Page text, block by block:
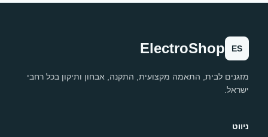
ES
ElectroShop
מזגנים לבית, התאמה מקצועית, התקנה, אבחון ותיקון בכל רחבי
ישראל.
ניווט